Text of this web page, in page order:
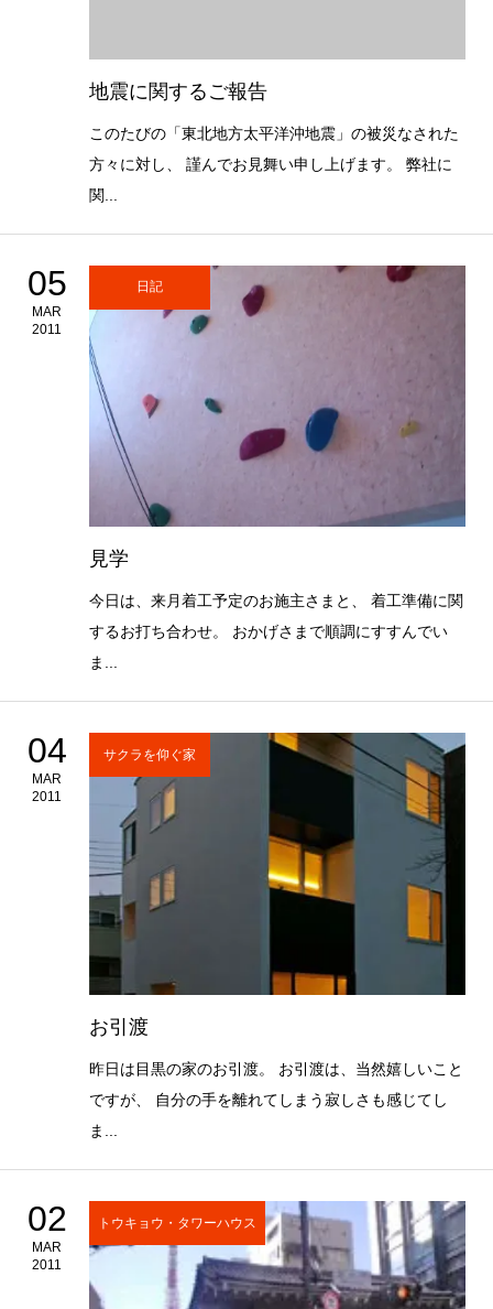
地震に関するご報告
このたびの「東北地方太平洋沖地震」の被災なされた
方々に対し、 謹んでお見舞い申し上げます。 弊社に
関...
05
MAR
2011
日記
見学
今日は、来月着工予定のお施主さまと、 着工準備に関
するお打ち合わせ。 おかげさまで順調にすすんでい
ま...
04
MAR
2011
サクラを仰ぐ家
お引渡
昨日は目黒の家のお引渡。 お引渡は、当然嬉しいこと
ですが、 自分の手を離れてしまう寂しさも感じてし
ま...
02
MAR
2011
トウキョウ・タワーハウス